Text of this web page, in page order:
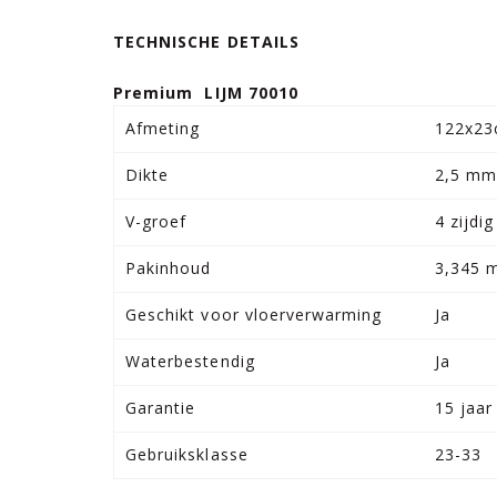
TECHNISCHE DETAILS
Premium LIJM 70010
Afmeting
Dikte 2,5 mm
V-groef 4 zijdig
Pakinhoud 3,345
Geschikt voor vloerverwarming Ja
Waterbestendig Ja
Garantie 15 jaar
Gebruiksklasse 23-33